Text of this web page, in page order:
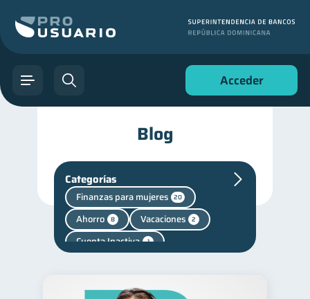
Acceder
Blog
Categorías
Finanzas para mujeres 20
Ahorro 8 Vacaciones 2
Cuenta Inactiva 1